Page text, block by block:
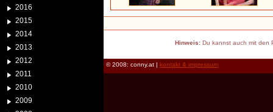
2016
2015
2014
2013
2012
2011
2010
2009
Hinweis:Du kannst auch mit den
© 2008: conny.at | kontakt & impressum